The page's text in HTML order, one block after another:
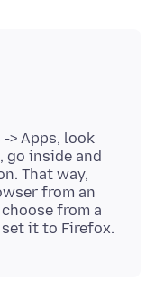
> Apps, look
inside and
That way,
from an
from a